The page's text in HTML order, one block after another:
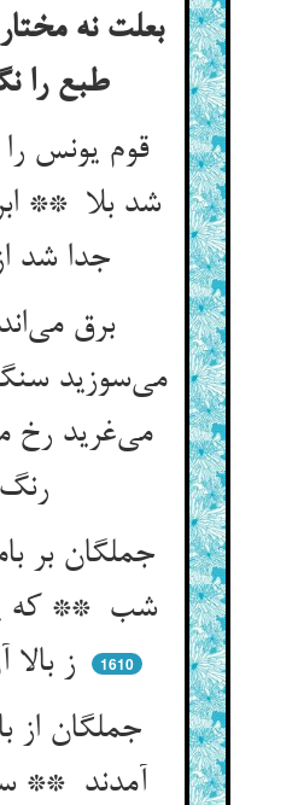
بعلت نه
طبع را نگرداند
قوم یونس
شد بلا **
برق
می‌سوزید
می‌غرید رخ
جملگان بر
شب ** که
ز بالا آن کرب
1610
جملگان از
آمدند **